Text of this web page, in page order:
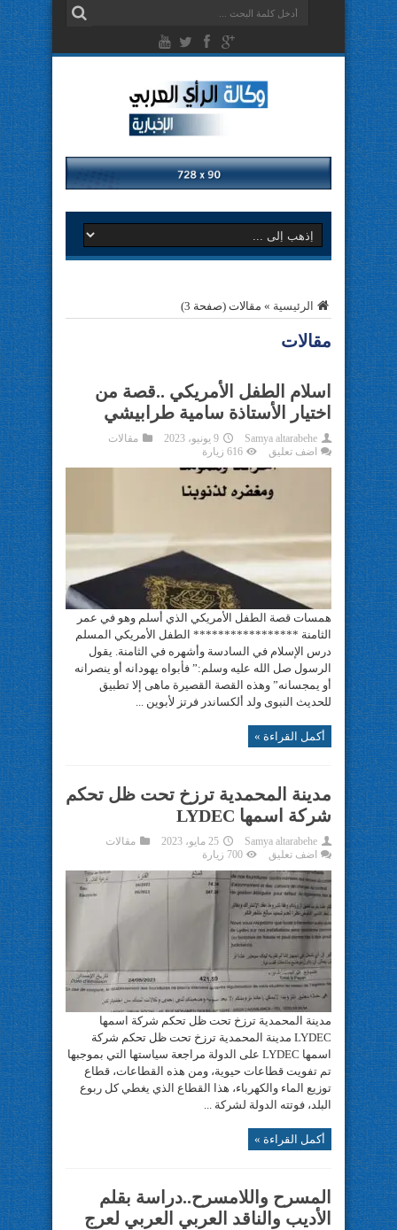
الرئيسية » مقالات (صفحة 3)
مقالات
اسلام الطفل الأمريكي ..قصة من
اختيار الأستاذة سامية طرابيشي
Samya altarabehe 9 يونيو، 2023
مقالات
اضف تعليق
616 زيارة
همسات قصة الطفل الأمريكي الذي أسلم وهو في عمر
الثامنة ***************** الطفل الأمريكي المسلم
درس الإسلام في السادسة وأشهره في الثامنة. يقول
الرسول صل الله عليه وسلم:” فأبواه يهودانه أو ينصرانه
أو يمجسانه” وهذه القصة القصيرة ماهى إلا تطبيق
للحديث النبوى ولد ألكساندر فرتز لأبوين ...
أكمل القراءة »
مدينة المحمدية ترزخ تحت ظل تحكم
شركة اسمها LYDEC
Samya altarabehe 25 مايو، 2023
مقالات
اضف تعليق
700 زيارة
مدينة المحمدية ترزخ تحت ظل تحكم شركة اسمها
LYDEC مدينة المحمدية ترزخ تحت ظل تحكم شركة
اسمها LYDEC على الدولة مراجعة سياستها التي بموجبها
تم تفويت قطاعات حيوية، ومن هذه القطاعات، قطاع
توزيع الماء والكهرباء، هذا القطاع الذي يغطي كل ربوع
البلد، فوتته الدولة لشركة ...
أكمل القراءة »
المسرح واللامسرح..دراسة بقلم
الأديب والناقد العربي العربي لعرج